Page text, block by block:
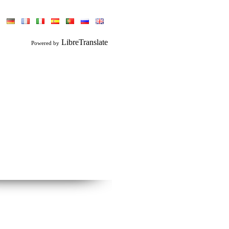
Powered by LibreTranslate